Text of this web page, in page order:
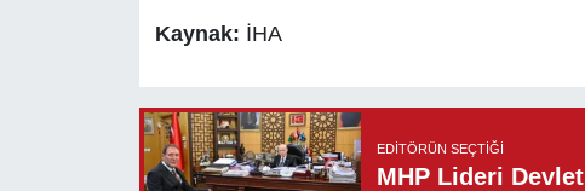
Kaynak: İHA
EDITÖRÜN SEÇTIĞI
MHP Lideri